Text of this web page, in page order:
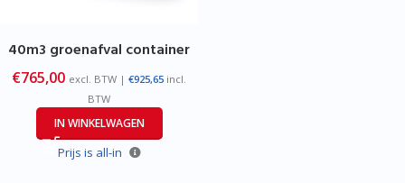
40m3 groenafval container
€765,00 excl. BTW | €925,65 incl.
BTW
IN WINKELWAGEN
Prijs is all-in